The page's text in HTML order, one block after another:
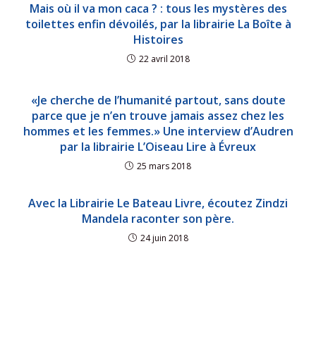
Mais où il va mon caca ? : tous les mystères des
toilettes enfin dévoilés, par la librairie La Boîte à
Histoires
22 avril 2018
«Je cherche de l’humanité partout, sans doute
parce que je n’en trouve jamais assez chez les
hommes et les femmes.» Une interview d’Audren
par la librairie L’Oiseau Lire à Évreux
25 mars 2018
Avec la Librairie Le Bateau Livre, écoutez Zindzi
Mandela raconter son père.
24 juin 2018